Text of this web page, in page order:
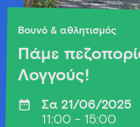
Βουνό & αθλητισμός
Πάμε
Λογγούς!
Σα 21/06/2025
11:00 - 15:00